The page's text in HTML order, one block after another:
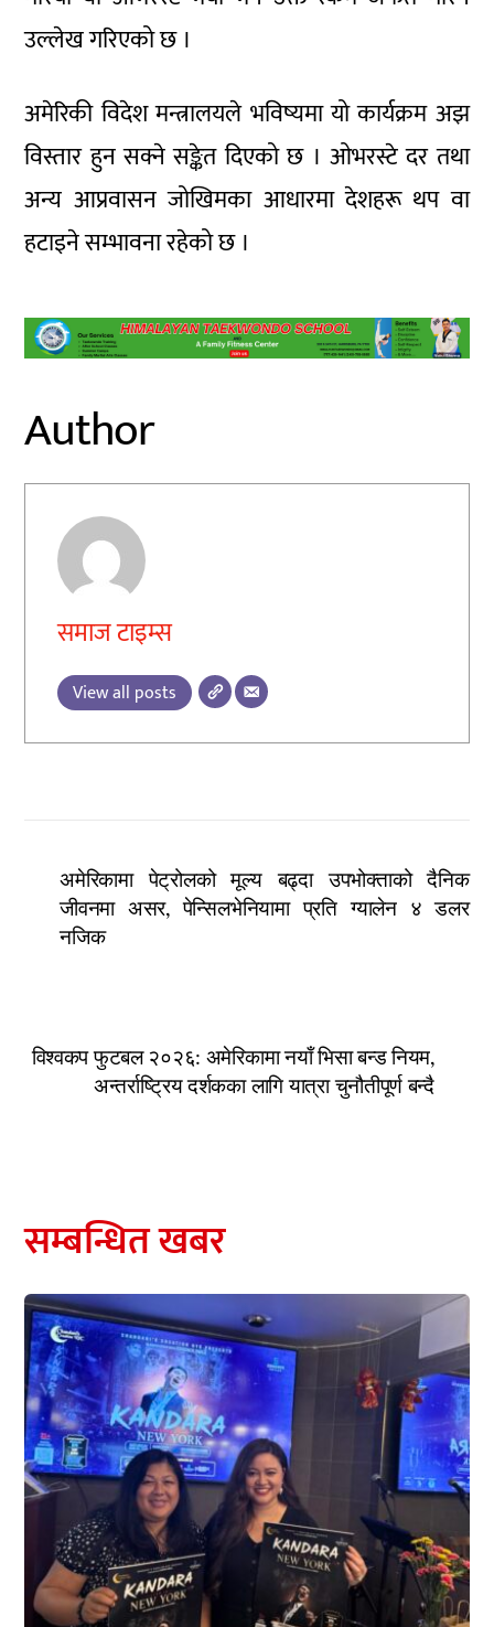
उल्लेख गरिएको छ ।
अमेरिकी विदेश मन्त्रालयले भविष्यमा यो कार्यक्रम अझ
विस्तार हुन सक्ने सङ्केत दिएको छ । ओभरस्टे दर तथा
अन्य आप्रवासन जोखिमका आधारमा देशहरू थप वा
हटाइने सम्भावना रहेको छ ।
Author
समाज टाइम्स
View all posts
अमेरिकामा पेट्रोलको मूल्य बढ्दा उपभोक्ताको दैनिक
जीवनमा असर, पेन्सिलभेनियामा प्रति ग्यालेन ४ डलर
नजिक
विश्वकप फुटबल २०२६: अमेरिकामा नयाँ भिसा बन्ड नियम,
अन्तर्राष्ट्रिय दर्शकका लागि यात्रा चुनौतीपूर्ण बन्दै
सम्बन्धित खबर